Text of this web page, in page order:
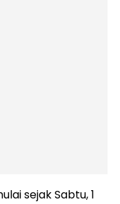
sejak Sabtu, 1